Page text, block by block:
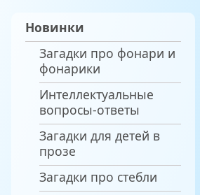
Новинки
Загадки про фонари и
фонарики
Интеллектуальные
вопросы-ответы
Загадки для детей в
прозе
Загадки про стебли